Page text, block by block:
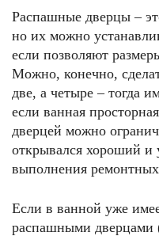
Распашные дверцы –
но их можно
если позволяют
Можно, конечно,
две, а четыре – тогда
если ванная
дверцей можно
открывался хороший и
выполнения ремонтных
Если в ванной уже
распашными дверцами